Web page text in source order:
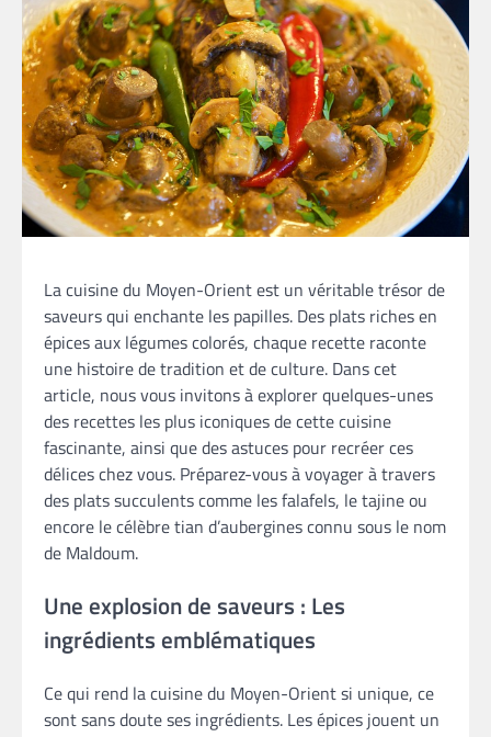
La cuisine du Moyen-Orient est un véritable trésor de
saveurs qui enchante les papilles. Des plats riches en
épices aux légumes colorés, chaque recette raconte
une histoire de tradition et de culture. Dans cet
article, nous vous invitons à explorer quelques-unes
des recettes les plus iconiques de cette cuisine
fascinante, ainsi que des astuces pour recréer ces
délices chez vous. Préparez-vous à voyager à travers
des plats succulents comme les falafels, le tajine ou
encore le célèbre tian d’aubergines connu sous le nom
de Maldoum.
Une explosion de saveurs : Les
ingrédients emblématiques
Ce qui rend la cuisine du Moyen-Orient si unique, ce
sont sans doute ses ingrédients. Les épices jouent un